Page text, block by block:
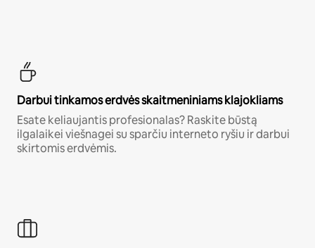
Darbui tinkamos erdvės skaitmeniniams klajokliams
Esate keliaujantis profesionalas? Raskite būstą
ilgalaikei viešnagei su sparčiu interneto ryšiu ir darbui
skirtomis erdvėmis.